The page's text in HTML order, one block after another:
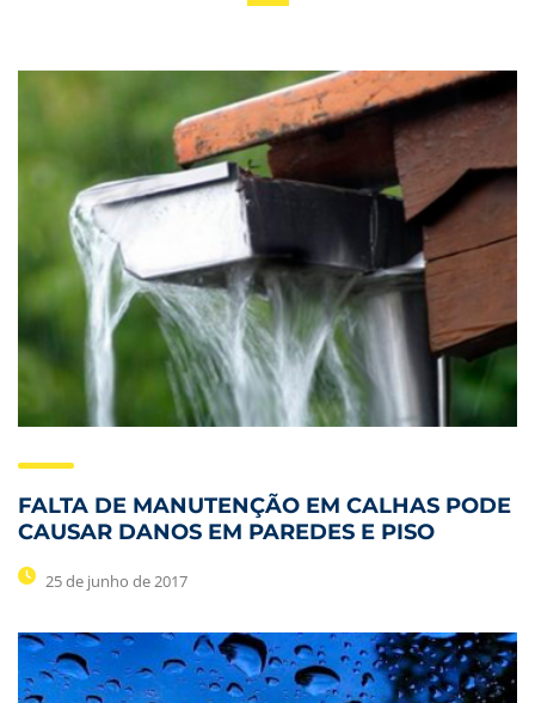
FALTA DE MANUTENÇÃO EM CALHAS PODE
CAUSAR DANOS EM PAREDES E PISO
25 de junho de 2017